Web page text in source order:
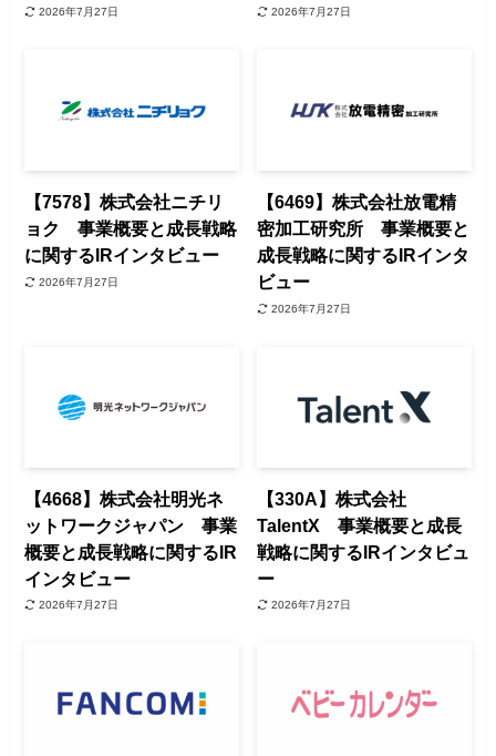
2026年7月27日 2026年7月27日
【7578】株式会社ニチリ
ョク 事業概要と成長戦略
に関するIRインタビュー
2026年7月27日
【6469】株式会社放電精
密加工研究所 事業概要と
成長戦略に関するIRインタ
ビュー
2026年7月27日
【4668】株式会社明光ネ
ットワークジャパン 事業
概要と成長戦略に関するIR
インタビュー
2026年7月27日
【330A】株式会社
TalentX 事業概要と成長
戦略に関するIRインタビュ
ー
2026年7月27日